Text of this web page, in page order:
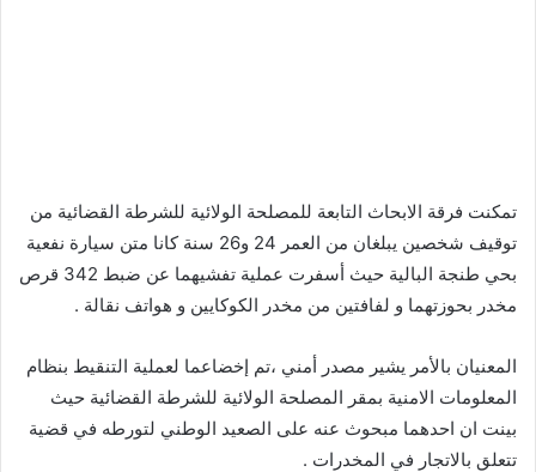
تمكنت فرقة الابحاث التابعة للمصلحة الولائية للشرطة القضائية من
توقيف شخصين يبلغان من العمر 24 و26 سنة كانا متن سيارة نفعية
بحي طنجة البالية حيث أسفرت عملية تفشيهما عن ضبط 342 قرص
مخدر بحوزتهما و لفافتين من مخدر الكوكايين و هواتف نقالة .
المعنيان بالأمر يشير مصدر أمني ،تم إخضاعما لعملية التنقيط بنظام
المعلومات الامنية بمقر المصلحة الولائية للشرطة القضائية حيث
بينت ان احدهما مبحوث عنه على الصعيد الوطني لتورطه في قضية
تتعلق بالاتجار في المخدرات .